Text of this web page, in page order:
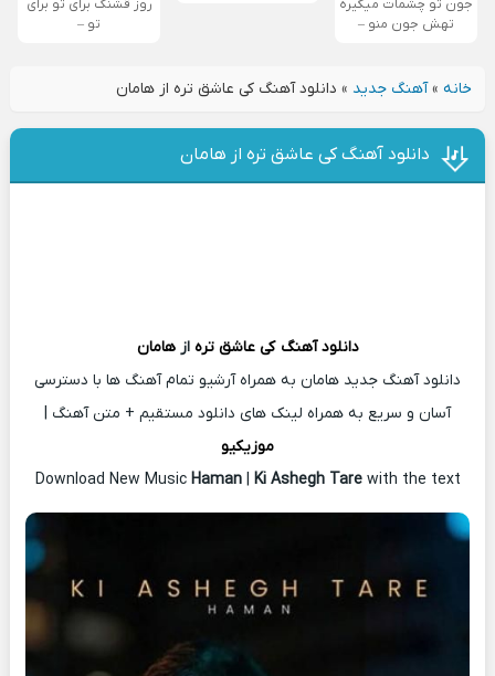
جون تو چشمات میگیره
تهش جون منو –
روز قشنگ برای تو برای
تو –
خانه»آهنگ جدید » دانلود آهنگ کی عاشق تره از هامان
دانلود آهنگ کی عاشق تره از هامان
دانلود آهنگ کی عاشق تره ازهامان
دانلود آهنگ جدید هامان به همراه آرشیو تمام آهنگ ها با دسترسی
آسان و سریع به همراه لینک های دانلود مستقیم + متن آهنگ |
موزیکیو
Download New Music Haman| Ki Ashegh Tare with the text